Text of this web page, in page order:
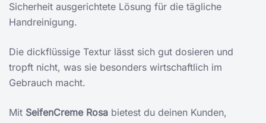
Sicherheit ausgerichtete Lösung für die tägliche
Handreinigung.
Die dickflüssige Textur lässt sich gut dosieren und
tropft nicht, was sie besonders wirtschaftlich im
Gebrauch macht.
Mit SeifenCreme Rosa bietest du deinen Kunden,